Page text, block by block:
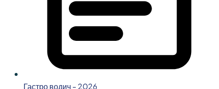
Гастро водич - 2026